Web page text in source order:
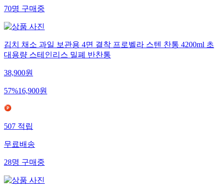
70명구매중
김치 채소 과일 보관용 4면 결착 프로벨라 스텐 찬통 4200ml 초
대용량 스테인리스 밀폐 반찬통
38,900원
57%16,900원
507적립
무료배송
28명구매중